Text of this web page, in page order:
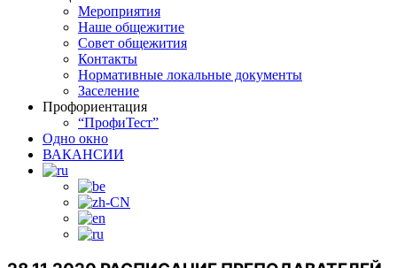
Мероприятия
Наше общежитие
Совет общежития
Контакты
Нормативные локальные документы
Заселение
Профориентация
“ПрофиТест”
Одно окно
ВАКАНСИИ